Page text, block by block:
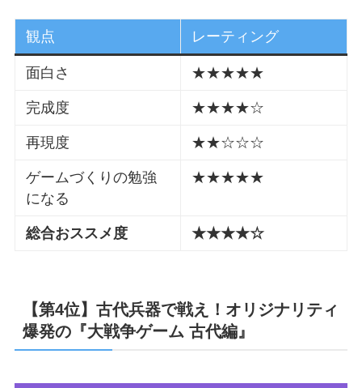
観点 レーティング
面白さ ★★★★★
完成度 ★★★★☆
再現度 ★★☆☆☆
ゲームづくりの勉強
になる
★★★★★
総合おススメ度 ★★★★☆
【第4位】古代兵器で戦え！オリジナリティ
爆発の『大戦争ゲーム 古代編』